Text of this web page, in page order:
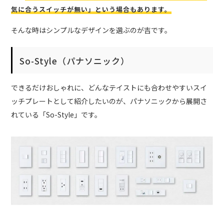
気に合うスイッチが無い」という場合もあります。
そんな時はシンプルなデザインを選ぶのが吉です。
So-Style（パナソニック）
できるだけおしゃれに、どんなテイストにも合わせやすいスイ
ッチプレートとして紹介したいのが、パナソニックから展開さ
れている「So-Style」です。